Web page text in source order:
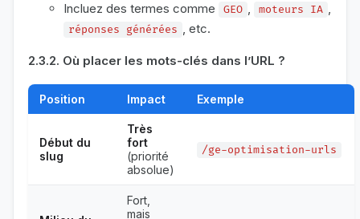
Incluez des termes comme
GEO , moteurs IA ,
réponses générées , etc.
2.3.2. Où placer les mots-clés dans l’URL ?
Position Impact Exemple
Début du
slug
Très
fort
(priorité
absolue)
/ge-optimisation-urls
Fort,
mais